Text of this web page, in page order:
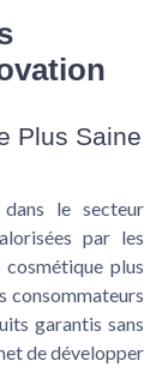
Plus Saine
dans le secteur
par les
cosmétique plus
consommateurs
garantis sans
de développer